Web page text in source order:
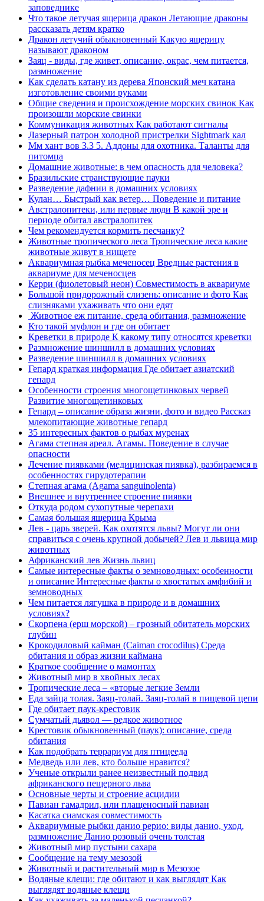
заповеднике
Что такое летучая ящерица дракон Летающие драконы
рассказать детям кратко
Дракон летучий обыкновенный Какую ящерицу
называют драконом
Заяц - виды, где живет, описание, окрас, чем питается,
размножение
Как сделать катану из дерева Японский меч катана
изготовление своими руками
Общие сведения и происхождение морских свинок Как
произошли морские свинки
Коммуникация животных Как работают сигналы
Лазерный патрон холодной пристрелки Sightmark кал
Мм хант вов 3.3 5. Аддоны для охотника. Таланты для
питомца
Домашние животные: в чем опасность для человека?
Бразильские странствующие пауки
Разведение дафнии в домашних условиях
Кулан… Быстрый как ветер… Поведение и питание
Австралопитеки, или первые люди В какой эре и
периоде обитал австралопитек
Чем рекомендуется кормить песчанку?
Животные тропического леса Тропические леса какие
животные живут в нищете
Аквариумная рыбка меченосец Вредные растения в
аквариуме для меченосцев
Керри (фиолетовый неон) Совместимость в аквариуме
Большой придорожный слизень: описание и фото Как
слизняками ухаживать что они едят
Животное еж питание, среда обитания, размножение
Кто такой муфлон и где он обитает
Креветки в природе К какому типу относятся креветки
Размножение шиншилл в домашних условиях
Разведение шиншилл в домашних условиях
Гепард краткая информация Где обитает азиатский
гепард
Особенности строения многощетинковых червей
Развитие многощетинковых
Гепард – описание образа жизни, фото и видео Рассказ
млекопитающие животные гепард
​35 интересных фактов о рыбах муренах
Агама степная ареал. Агамы. Поведение в случае
опасности
Лечение пиявками (медицинская пиявка), разбираемся в
особенностях гирудотерапии
Степная агама (Agama sanguinolenta)
Внешнее и внутреннее строение пиявки
Откуда родом сухопутные черепахи
Самая большая ящерица Крыма
Лев - царь зверей. Как охотятся львы? Могут ли они
справиться с очень крупной добычей? Лев и львица мир
животных
Африканский лев Жизнь львиц
Самые интересные факты о земноводных: особенности
и описание Интересные факты о хвостатых амфибий и
земноводных
Чем питается лягушка в природе и в домашних
условиях?
Скорпена (ерш морской) – грозный обитатель морских
глубин
Крокодиловый кайман (Caiman crocodilus) Среда
обитания и образ жизни каймана
Краткое сообщение о мамонтах
Животный мир в хвойных лесах
Тропические леса – «вторые легкие Земли
Еда зайца толая. Заяц-толай. Заяц-толай в пищевой цепи
Где обитает паук-крестовик
Сумчатый дьявол — редкое животное
Крестовик обыкновенный (паук): описание, среда
обитания
Как подобрать террариум для птицееда
Медведь или лев, кто больше нравится?
Ученые открыли ранее неизвестный подвид
африканского пещерного льва
Основные черты и строение асцидии
Павиан гамадрил, или плащеносный павиан
Касатка сиамская совместимость
Аквариумные рыбки данио рерио: виды данио, уход,
размножение Данио розовый очень толстая
Животный мир пустыни сахара
Сообщение на тему мезозой
Животный и растительный мир в Мезозое
Водяные клещи: где обитают и как выглядят Как
выглядят водяные клещи